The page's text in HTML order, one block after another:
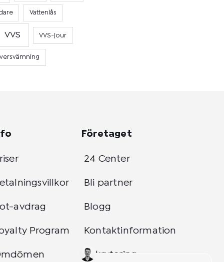
Vattenlås
VVS VVS-jour
avdrag
Program
Företaget
24 Center
Bli partner
Blogg
Kontaktinformation
Rekrytering